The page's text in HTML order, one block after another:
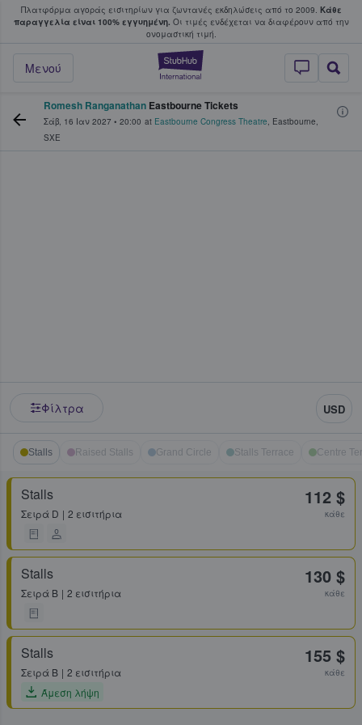
Πλατφόρμα αγοράς εισιτηρίων για ζωντανές εκδηλώσεις από το 2009. Κάθε
παραγγελία είναι 100% εγγυημένη. Οι τιμές ενδέχεται να διαφέρουν από την
oνομαστική τιμή.
StubHub - Όπου
Μενού
φαν αγοράζουν και πουλούν
Romesh Ranganathan Eastbourne Tickets
Σάβ, 16 Ιαν 2027 • 20:00 at Eastbourne Congress Theatre, Eastbourne,
SXE
Φίλτρα USD
Stalls Raised Stalls Grand Circle Stalls Terrace Centre
Stalls
Σειρά D 2 εισιτήρια
112 $
κάθε
Stalls
Σειρά B 2 εισιτήρια
130 $
κάθε
Stalls
Σειρά B
2 εισιτήρια
Άμεση λήψη
155 $
κάθε